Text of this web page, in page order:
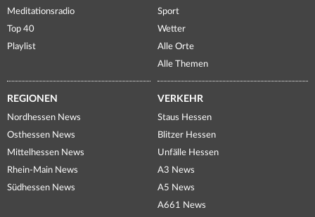
Meditationsradio
Top 40
Playlist
Sport
Wetter
Alle Orte
Alle Themen
REGIONEN
Nordhessen News
Osthessen News
Mittelhessen News
Rhein-Main News
Südhessen News
VERKEHR
Staus Hessen
Blitzer Hessen
Unfälle Hessen
A3 News
A5 News
A661 News